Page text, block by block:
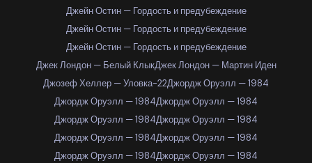
Джейн Остин — Гордость и предубеждение
Джейн Остин — Гордость и предубеждение
Джейн Остин — Гордость и предубеждение
Джек Лондон — Белый КлыкДжек Лондон — Мартин Иден
Джозеф Хеллер — Уловка-22Джордж Оруэлл — 1984
Джордж Оруэлл — 1984Джордж Оруэлл — 1984
Джордж Оруэлл — 1984Джордж Оруэлл — 1984
Джордж Оруэлл — 1984Джордж Оруэлл — 1984
Джордж Оруэлл — 1984Джордж Оруэлл — 1984